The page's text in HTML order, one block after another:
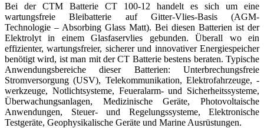
Bei der CTM Batterie CT 100-12 handelt es sich um eine
wartungsfreie Bleibatterie auf Gitter-Vlies-Basis (AGM-
Technologie – Absorbing Glass Matt). Bei diesen Batterien ist der
Elektrolyt in einem Glasfaservlies gebunden. Überall wo ein
effizienter, wartungsfreier, sicherer und innovativer Energiespeicher
benötigt wird, ist man mit der CT Batterie bestens beraten. Typische
Anwendungsbereiche dieser Batterien: Unterbrechungsfreie
Stromversorgung (USV), Telekommunikation, Elektrofahrzeuge, -
werkzeuge, Notlichtsysteme, Feueralarm- und Sicherheitssysteme,
Überwachungsanlagen, Medizinische Geräte, Photovoltaische
Anwendungen, Steuer- und Regelungssysteme, Elektronische
Testgeräte, Geophysikalische Geräte und Marine Ausrüstungen.